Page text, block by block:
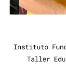
Instituto
Taller